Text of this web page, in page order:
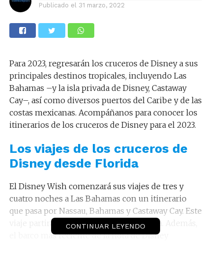
Publicado el 31 marzo, 2022
Para 2023, regresarán los cruceros de Disney a sus
principales destinos tropicales, incluyendo Las
Bahamas –y la isla privada de Disney, Castaway
Cay–, así como diversos puertos del Caribe y de las
costas mexicanas. Acompáñanos para conocer los
itinerarios de los cruceros de Disney para el 2023.
Los viajes de los cruceros de
Disney desde Florida
El Disney Wish comenzará sus viajes de tres y
cuatro noches a Las Bahamas con un itinerario
que pasa por Nassau, Bahamas y Castaway Cay. Este
viaje partirá de Puerto Cañaveral, Florida. Además,
el barco más reciente de la flota de Disney
CONTINUAR LEYENDO